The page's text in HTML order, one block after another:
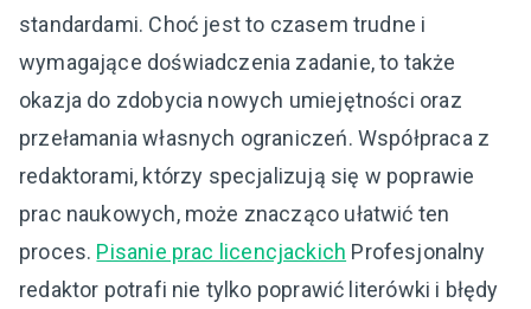
standardami. Choć jest to czasem trudne i
wymagające doświadczenia zadanie, to także
okazja do zdobycia nowych umiejętności oraz
przełamania własnych ograniczeń. Współpraca z
redaktorami, którzy specjalizują się w poprawie
prac naukowych, może znacząco ułatwić ten
proces. Pisanie prac licencjackich Profesjonalny
redaktor potrafi nie tylko poprawić literówki i błędy